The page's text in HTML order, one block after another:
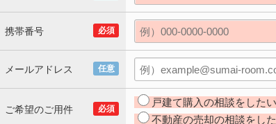
必須
携帯番号
任意
メールアドレス
必須
ご希望のご用件
戸建て購入の相談をしたい
不動産の売却の相談をし